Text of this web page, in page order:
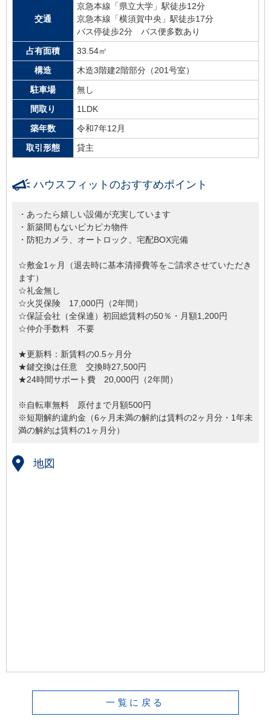
交通
京急本線「県立大学」駅徒歩12分
京急本線「横須賀中央」駅徒歩17分
バス停徒歩2分 バス便多数あり
占有面積
33.54㎡
構造
木造3階建2階部分（201号室）
駐車場
無し
間取り
1LDK
築年数
令和7年12月
取引形態
貸主
ハウスフィットのおすすめポイント
・あったら嬉しい設備が充実しています
・新築間もないピカピカ物件
・防犯カメラ、オートロック、宅配BOX完備
☆敷金1ヶ月（退去時に基本清掃費等をご請求させていただき
ます）
☆礼金無し
☆火災保険 17,000円（2年間）
☆保証会社（全保連）初回総賃料の50％・月額1,200円
☆仲介手数料 不要
★更新料：新賃料の0.5ヶ月分
★鍵交換は任意 交換時27,500円
★24時間サポート費 20,000円（2年間）
※自転車無料 原付まで月額500円
※短期解約違約金（6ヶ月未満の解約は賃料の2ヶ月分・1年未
満の解約は賃料の1ヶ月分）
地図
一覧に戻る